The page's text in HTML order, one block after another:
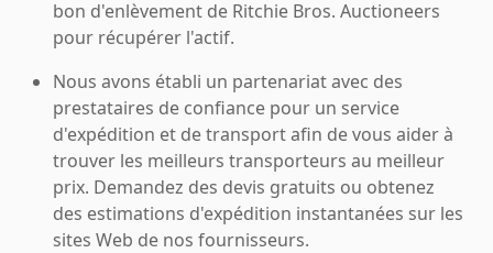
bon d'enlèvement de Ritchie Bros. Auctioneers
pour récupérer l'actif.
Nous avons établi un partenariat avec des
prestataires de confiance pour un service
d'expédition et de transport afin de vous aider à
trouver les meilleurs transporteurs au meilleur
prix. Demandez des devis gratuits ou obtenez
des estimations d'expédition instantanées sur les
sites Web de nos fournisseurs.